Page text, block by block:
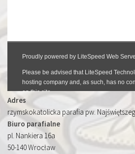
Adres
rzymskokatolicka parafia pw.
Biuro parafialne
pl. Nankiera 16a
50-140 Wrocław